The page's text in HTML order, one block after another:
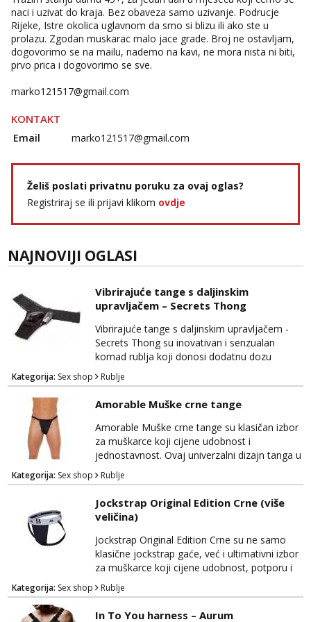
Tel:064/677-677- Kod: #123
tel:0,93€ - mob:1,12€ min
Anđela
Čekam tvoj poziv!
Tel:064/677-677
naci i uzivat do kraja. Bez obaveza samo uzivanje. Podrucje
Rijeke, Istre okolica uglavnom da smo si blizu ili ako ste u
prolazu. Zgodan muskarac malo jace grade. Broj ne ostavljam,
dogovorimo se na mailu, nademo na kavi, ne mora nista ni biti,
prvo prica i dogovorimo se sve.
marko121517@gmail.com
KONTAKT
Email marko121517@gmail.com
Želiš poslati privatnu poruku za ovaj oglas?
Registriraj se ili prijavi klikom ovdje
NAJNOVIJI OGLASI
Vibrirajuće tange s daljinskim
upravljačem – Secrets Thong
Vibrirajuće tange s daljinskim upravljačem -
Secrets Thong su inovativan i senzualan
komad rublja koji donosi dodatnu dozu
uzbuđenja u vašu intimnu igru. Ovi tange
spajaju udobnost i tehnološki napredak kako
bi vam pružili nezaboravno iskustvo.
Opremljeni su s vibrirajućim elementom koji
se može kontrolirati putem priloženog
daljinskog upravljača, omogućujući vam da
prilagodite intenzitet i rit...
Kategorija: Sex shop Rublje
Amorable Muške crne tange
Amorable Muške crne tange su klasičan izbor
za muškarce koji cijene udobnost i
jednostavnost. Ovaj univerzalni dizajn tanga u
klasičnoj crnoj boji odgovara svakom
muškarcu, bez obzira na veličinu, čineći ih
odličnim izborom za različite prilike. Ove tange
su izrađene od mekog i udobnog materijala
koji nudi prijatan osjećaj tijekom nošenja.
One su savršene za svakodnevno nošenje ili
za one poseb...
Kategorija: Sex shop Rublje
Jockstrap Original Edition Crne (više
veličina)
Jockstrap Original Edition Crne su ne samo
klasične jockstrap gaće, već i ultimativni izbor
za muškarce koji cijene udobnost, potporu i
stil u isto vrijeme. Ovaj originalni dizajn
jockstrap gaća ističe se svojom sposobnošću
da podupire, štiti i smanjuje naprezanje, čineći
Kategorija: Sex shop Rublje
In To You harness – Aurum